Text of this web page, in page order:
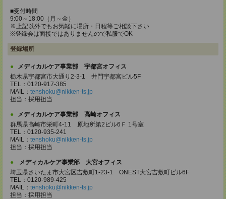
■受付時間
9:00～18:00（月～金）
※上記以外でもお気軽に場所・日程等ご相談下さい
※登録会は面接ではありませんので私服でOK
登録場所
メディカルケア事業部 宇都宮オフィス
栃木県宇都宮市大通り2-3-1 井門宇都宮ビル5F
TEL：0120-917-385
MAIL： tenshoku@nikken-ts.jp
担当：採用担当
メディカルケア事業部 高崎オフィス
群馬県高崎市栄町4-11 原地所第2ビル6Ｆ 1号室
TEL：0120-935-241
MAIL： tenshoku@nikken-ts.jp
担当：採用担当
メディカルケア事業部 大宮オフィス
埼玉県さいたま市大宮区吉敷町1-23-1 ONEST大宮吉敷町ビル6F
TEL：0120-989-425
MAIL： tenshoku@nikken-ts.jp
担当：採用担当